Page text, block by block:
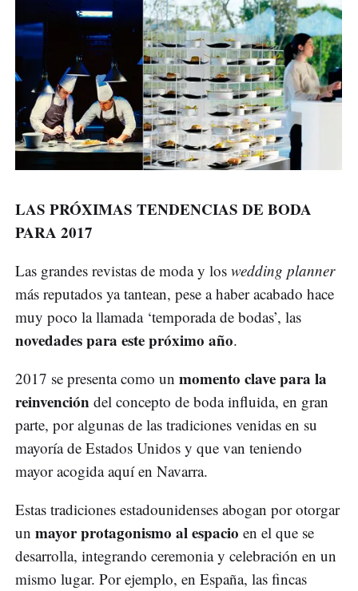
LAS PRÓXIMAS TENDENCIAS DE BODA
PARA 2017
Las grandes revistas de moda y los wedding planner
más reputados ya tantean, pese a haber acabado hace
muy poco la llamada ‘temporada de bodas’, las
novedades para este próximo año.
2017 se presenta como un momento clave para la
reinvención del concepto de boda influida, en gran
parte, por algunas de las tradiciones venidas en su
mayoría de Estados Unidos y que van teniendo
mayor acogida aquí en Navarra.
Estas tradiciones estadounidenses abogan por otorgar
un mayor protagonismo al espacio en el que se
desarrolla, integrando ceremonia y celebración en un
mismo lugar. Por ejemplo, en España, las fincas